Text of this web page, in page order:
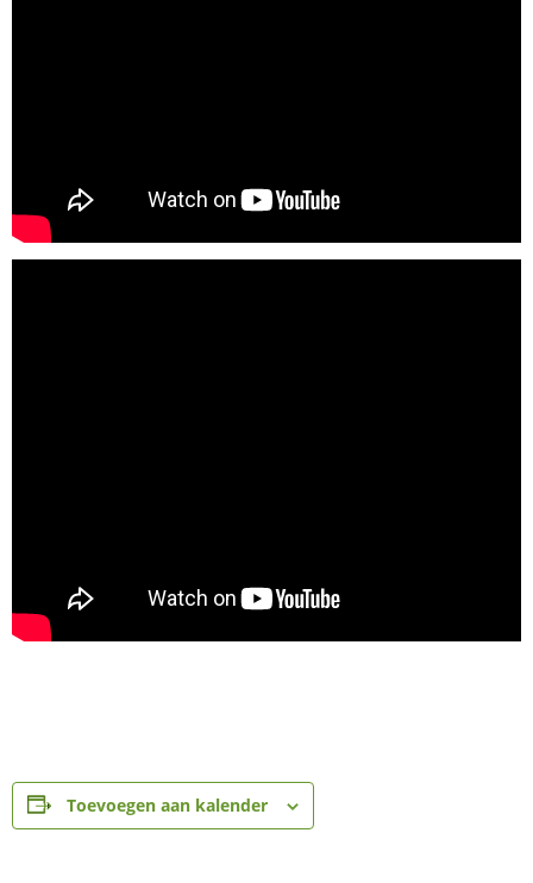
Toevoegen aan kalender